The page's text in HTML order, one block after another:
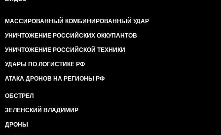
МАССИРОВАННЫЙ КОМБИНИРОВАННЫЙ УДАР
УНИЧТОЖЕНИЕ РОССИЙСКИХ ОККУПАНТОВ
УНИЧТОЖЕНИЕ РОССИЙСКОЙ ТЕХНИКИ
УДАРЫ ПО ЛОГИСТИКЕ РФ
АТАКА ДРОНОВ НА РЕГИОНЫ РФ
ОБСТРЕЛ
ЗЕЛЕНСКИЙ ВЛАДИМИР
ДРОНЫ